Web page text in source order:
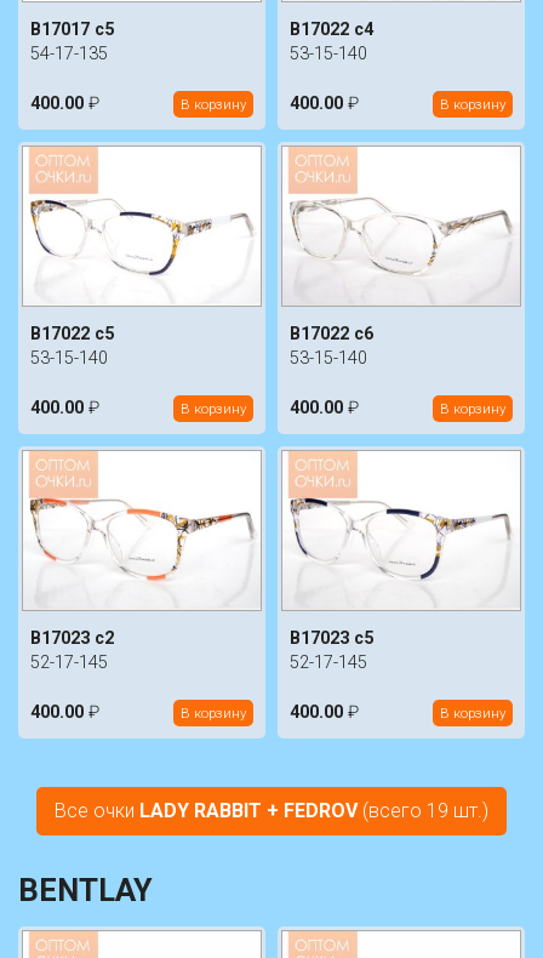
B17017 c5
54-17-135
400.00 ₽ В корзину
B17022 c4
53-15-140
400.00 ₽ В корзину
B17022 c5
53-15-140
400.00 ₽ В корзину
B17022 c6
53-15-140
400.00 ₽ В корзину
B17023 c2
52-17-145
400.00 ₽ В корзину
B17023 c5
52-17-145
400.00 ₽ В корзину
Все очки LADY RABBIT + FEDROV(всего 19 шт.)
BENTLAY